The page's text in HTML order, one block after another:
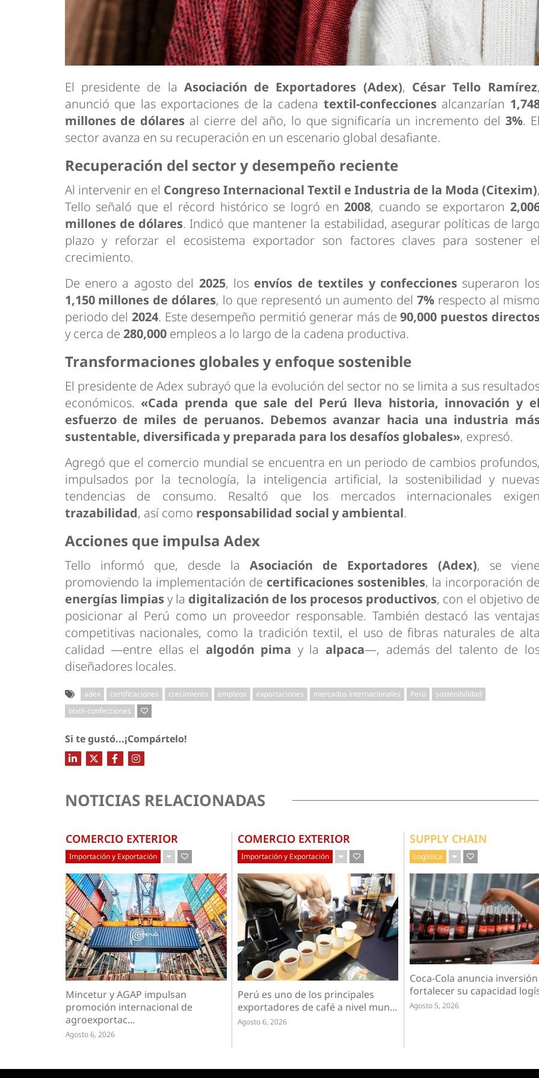
El presidente de la Asociación de Exportadores (Adex), César Tello Ramírez,
anunció que las exportaciones de la cadena textil-confeccionesalcanzarían
millones de dólares al cierre del año, lo que significaría un incremento del 3%. El
sector avanza en su recuperación en un escenario global desafiante.
Recuperación del sector y desempeño reciente
Al intervenir en el Congreso Internacional Textil e Industria de la Moda (Citexim),
Tello señaló que el récord histórico se logró en2008, cuando se exportaron
millones de dólares. Indicó que mantener la estabilidad, asegurar políticas de largo
plazo y reforzar el ecosistema exportador son factores claves para sostener el
crecimiento.
De enero a agosto del 2025, los envíos de textiles y confeccionessuperaron
1,150 millones de dólares, lo que representó un aumento del7% respecto al mismo
periodo del 2024. Este desempeño permitió generar más de90,000 puestos
y cerca de 280,000empleos a lo largo de la cadena productiva.
Transformaciones globales y enfoque sostenible
El presidente de Adex subrayó que la evolución del sector no se limita a sus
económicos. «Cada prenda que sale del Perú lleva historia, innovación y el
esfuerzo de miles de peruanos. Debemos avanzar hacia una industria
sustentable, diversificada y preparada para los desafíos globales», expresó.
Agregó que el comercio mundial se encuentra en un periodo de cambios profundos,
impulsados por la tecnología, la inteligencia artificial, la sostenibilidad y
tendencias de consumo. Resaltó que los mercados internacionales exigen
trazabilidad, así como responsabilidad social y ambiental.
Acciones que impulsa Adex
Tello informó que, desde laAsociación de Exportadores (Adex), se viene
promoviendo la implementación de certificaciones sostenibles, la incorporación de
energías limpiasy la digitalización de los procesos productivos, con el objetivo de
posicionar al Perú como un proveedor responsable. También destacó las
competitivas nacionales, como la tradición textil, el uso de fibras naturales de alta
calidad —entre ellas el algodón pima y la alpaca—, además del talento de
diseñadores locales.
adex certificaciones crecimiento empleos exportaciones mercados internacionales Perú
sostenibilidad
textil-confecciones
Si te gustó...¡Compártelo!
NOTICIAS RELACIONADAS
COMERCIO EXTERIOR
Importación y Exportación
Mincetur y AGAP impulsan
promoción internacional de
agroexportac...
Agosto 6, 2026
COMERCIO EXTERIOR
Importación y Exportación
Perú es uno de los principales
exportadores de café a nivel mun...
Agosto 6, 2026
SUPPLY CHAIN
Logística
Coca-Cola anuncia
fortalecer su capacidad
Agosto 5, 2026